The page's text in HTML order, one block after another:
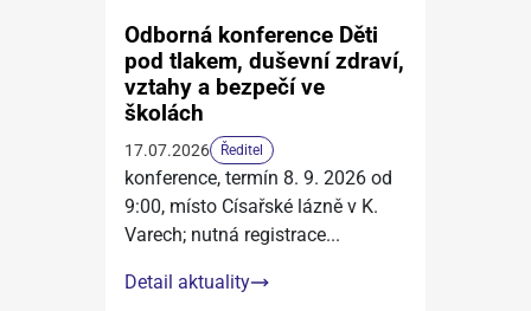
Odborná konference Děti
pod tlakem, duševní zdraví,
vztahy a bezpečí ve
školách
17.07.2026 Ředitel
konference, termín 8. 9. 2026 od
9:00, místo Císařské lázně v K.
Varech; nutná registrace...
Detail aktuality